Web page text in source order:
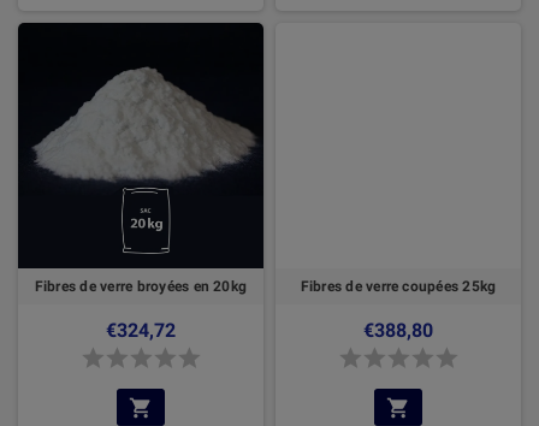
Fibres de verre broyées en 20kg
€324,72
Fibres de verre coupées 25kg
€388,80